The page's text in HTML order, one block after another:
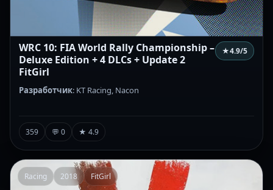
WRC 10: FIA World Rally Championship –
Deluxe Edition + 4 DLCs + Update 2
FitGirl
★4.9/5
Разработчик: KT Racing, Nacon
359 💬 0 ★ 4.9
Racing 2018 FitGirl